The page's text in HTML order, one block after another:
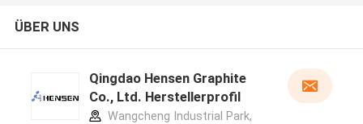
ÜBER UNS
Qingdao Hensen Graphite
Co., Ltd. Herstellerprofil
Wangcheng Industrial Park,